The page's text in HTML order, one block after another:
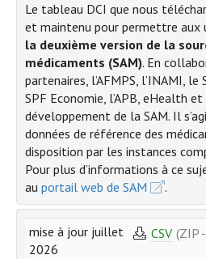
Le tableau DCI que nous
et maintenu pour permettre aux
la deuxième version de la
médicaments (SAM). En
partenaires, l’AFMPS, l’INAMI,
SPF Economie, l’APB, eHealth
développement de la SAM. Il
données de référence des
disposition par les instances
Pour plus d’informations à ce
au portail web de SAM .
mise à jour juillet
2026
CSV (ZIP